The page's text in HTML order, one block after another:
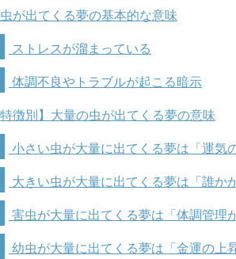
が出てくる夢の基本的な意味
ストレスが溜まっている
体調不良やトラブルが起こる暗示
特徴別】大量の虫が出てくる夢の意味
小さい虫が大量に出てくる夢は「運気
大きい虫が大量に出てくる夢は「誰か
害虫が大量に出てくる夢は「体調管理
幼虫が大量に出てくる夢は「金運の上昇